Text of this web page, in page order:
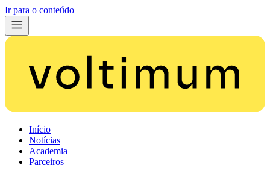
Ir para o conteúdo
Início
Notícias
Academia
Parceiros